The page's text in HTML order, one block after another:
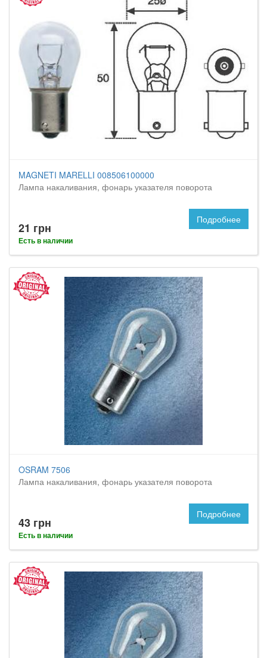
MAGNETI MARELLI 008506100000
Лампа накаливания, фонарь указателя поворота
21 грн
Есть в наличии
Подробнее
OSRAM 7506
Лампа накаливания, фонарь указателя поворота
43 грн
Есть в наличии
Подробнее